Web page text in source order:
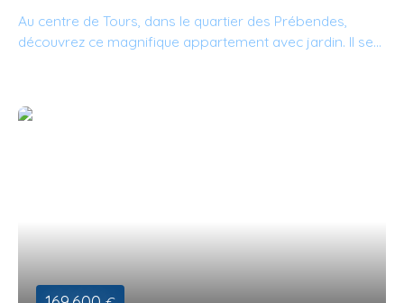
Au centre de Tours, dans le quartier des Prébendes,
découvrez ce magnifique appartement avec jardin. Il se
pièce sur le palier pourra accueillir un bureau pour une
profession libérale, du télétravail ou encore une chambre